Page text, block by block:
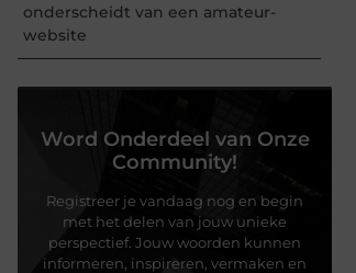
onderscheidt van een amateur-
website
Word Onderdeel van Onze
Community!
Registreer je vandaag nog en begin
met het delen van jouw unieke
perspectief. Jouw woorden kunnen
informeren, inspireren, vermaken en